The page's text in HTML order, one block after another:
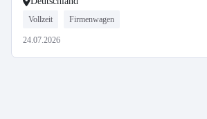
Vollzeit Firmenwagen
24.07.2026